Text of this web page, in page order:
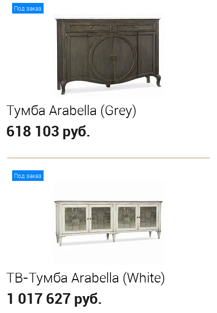
Под заказ
Тумба Arabella (Grey)
618 103 руб.
Под заказ
ТВ-Тумба Arabella (White)
1 017 627 руб.